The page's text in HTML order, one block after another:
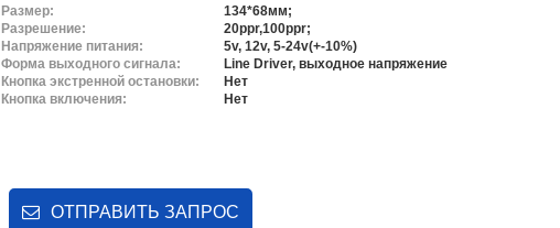
Размер:
134*68мм;
Разрешение:
20ppr,100ppr;
Напряжение питания:
5v, 12v, 5-24v(+-10%)
Форма выходного сигнала:
Line Driver, выходное напряжение
Кнопка экстренной остановки:
Нет
Кнопка включения:
Нет
ОТПРАВИТЬ ЗАПРОС